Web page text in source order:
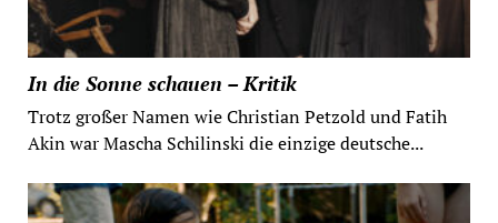
In die Sonne schauen – Kritik
Trotz großer Namen wie Christian Petzold und Fatih
Akin war Mascha Schilinski die einzige deutsche...